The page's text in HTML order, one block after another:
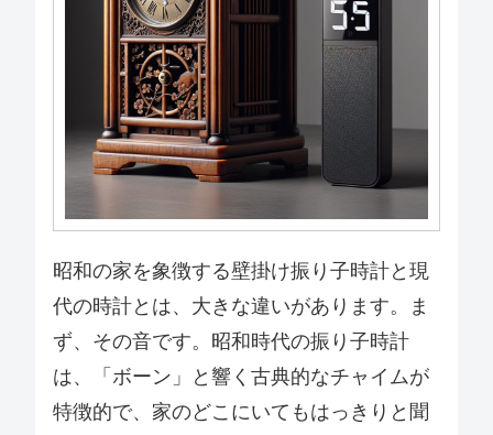
昭和の家を象徴する壁掛け振り子時計と現
代の時計とは、大きな違いがあります。ま
ず、その音です。昭和時代の振り子時計
は、「ボーン」と響く古典的なチャイムが
特徴的で、家のどこにいてもはっきりと聞